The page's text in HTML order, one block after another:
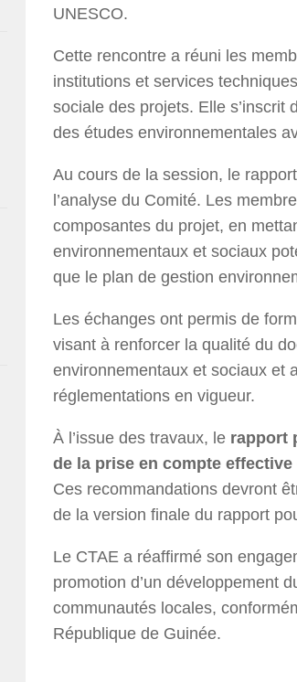
UNESCO.
Cette rencontre a réuni les
institutions et services
sociale des projets. Elle s’inscrit
des études environnementales
Au cours de la session, le
l’analyse du Comité. Les
composantes du projet, en
environnementaux et sociaux
que le plan de gestion
Les échanges ont permis de
visant à renforcer la qualité du
environnementaux et sociaux et
réglementations en vigueur.
À l’issue des travaux, le rapport
de la prise en compte
Ces recommandations devront
de la version finale du rapport
Le CTAE a réaffirmé son
promotion d’un développement
communautés locales,
République de Guinée.